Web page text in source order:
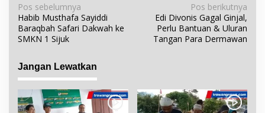
N
a
v
g
a
s
i
Pos sebelumnya
Habib Musthafa Sayiddi
Baraqbah Safari Dakwah ke
SMKN 1 Sijuk
Pos berikutnya
Edi Divonis Gagal Ginjal,
Perlu Bantuan & Uluran
Tangan Para Dermawan
Jangan Lewatkan